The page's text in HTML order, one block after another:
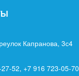
Капранова, 3с4
52, +7 916 723-05-70